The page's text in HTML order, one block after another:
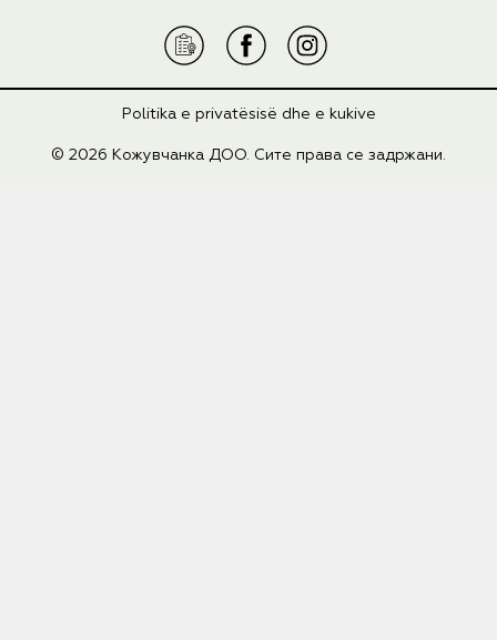
Politika e privatësisë dhe e kukive
© 2026 Кожувчанка ДОО. Сите права се задржани.